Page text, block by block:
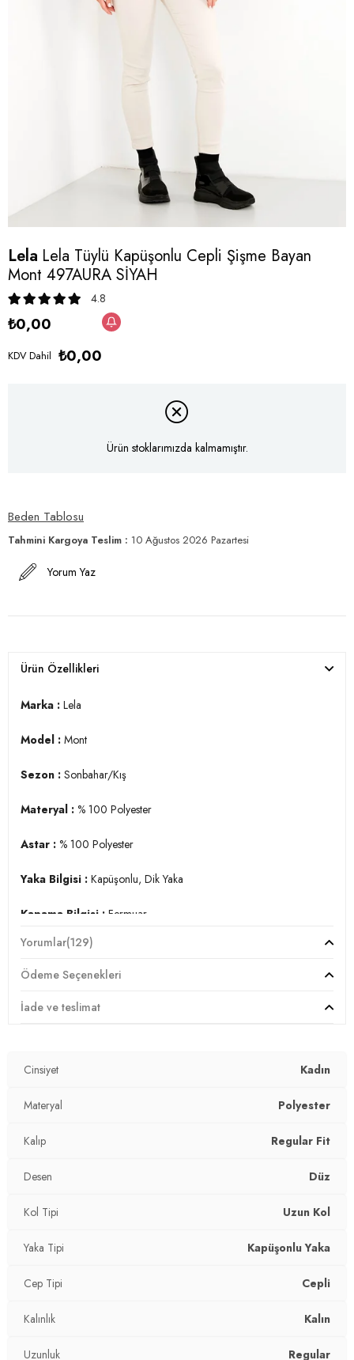
Lela Lela Tüylü Kapüşonlu Cepli Şişme Bayan
Mont 497AURA SİYAH
4.8
₺0,00
KDV Dahil ₺0,00
Ürün stoklarımızda kalmamıştır.
Beden Tablosu
Tahmini Kargoya Teslim : 10 Ağustos 2026 Pazartesi
Yorum Yaz
Ürün Özellikleri
Marka : Lela
Model : Mont
Sezon : Sonbahar/Kış
Materyal : % 100 Polyester
Astar : % 100 Polyester
Yaka Bilgisi : Kapüşonlu, Dik Yaka
Kapama Bilgisi : Fermuar
Kol Bilgisi :Uzun Kol
Cep Bilgisi :Cepli
Manken Ölçüsü :
Kilo : 53 kg / Boy : 1.74 cm / Göğüs : 82 cm
2DK497AURA.07
Yorumlar(129)
Ödeme Seçenekleri
İade ve teslimat
Cinsiyet Kadın
Materyal Polyester
Kalıp Regular Fit
Desen Düz
Kol Tipi Uzun Kol
Yaka Tipi Kapüşonlu Yaka
Cep Tipi Cepli
Kalınlık Kalın
Uzunluk Regular